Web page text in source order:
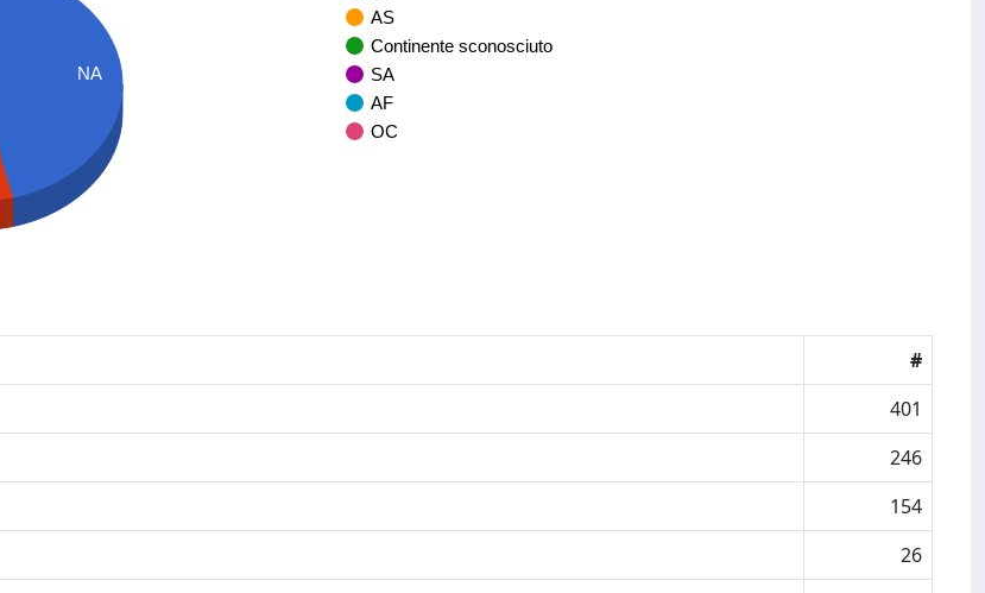
AS
Continente sconosciuto
SA
AF
OC
NA
#
401
246
154
26